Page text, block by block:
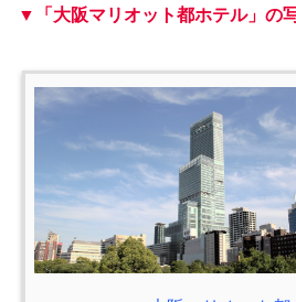
▼「大阪マリオット都ホテル」の